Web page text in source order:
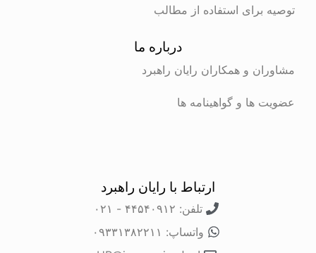
توصیه برای استفاده از مطالب
درباره ما
مشاوران و همکاران رایان راهبرد
عضویت ها و گواهینامه ها
ارتباط با رایان راهبرد
تلفن: ۴۴۵۴۰۹۱۲ - ۰۲۱
واتساپ: ۰۹۳۳۱۳۸۲۲۱۱